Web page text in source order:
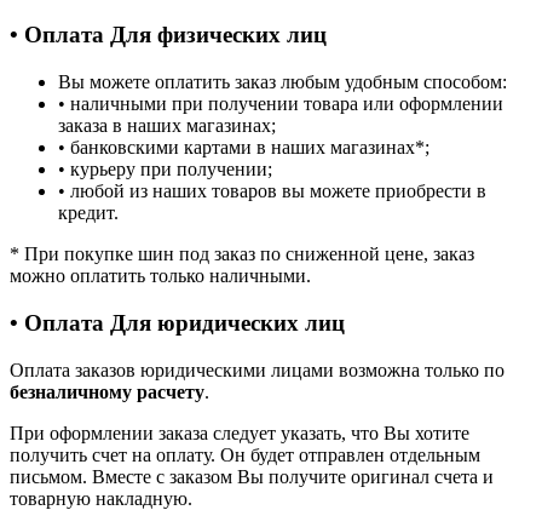
• Оплата Для физических лиц
Вы можете оплатить заказ любым удобным способом:
• наличными при получении товара или оформлении
заказа в наших магазинах;
• банковскими картами в наших магазинах*;
• курьеру при получении;
• любой из наших товаров вы можете приобрести в
кредит.
* При покупке шин под заказ по сниженной цене, заказ
можно оплатить только наличными.
• Оплата Для юридических лиц
Оплата заказов юридическими лицами возможна только по
безналичному расчету.
При оформлении заказа следует указать, что Вы хотите
получить счет на оплату. Он будет отправлен отдельным
письмом. Вместе с заказом Вы получите оригинал счета и
товарную накладную.